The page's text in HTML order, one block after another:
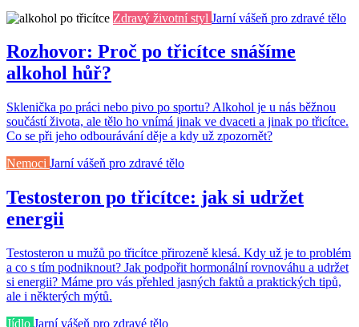
Zdravý životní styl Jarní vášeň pro zdravé tělo
Rozhovor: Proč po třicítce snášíme
alkohol hůř?
Sklenička po práci nebo pivo po sportu? Alkohol je u nás běžnou
součástí života, ale tělo ho vnímá jinak ve dvaceti a jinak po třicítce.
Co se při jeho odbourávání děje a kdy už zpozornět?
Nemoci Jarní vášeň pro zdravé tělo
Testosteron po třicítce: jak si udržet
energii
Testosteron u mužů po třicítce přirozeně klesá. Kdy už je to problém
a co s tím podniknout? Jak podpořit hormonální rovnováhu a udržet
si energii? Máme pro vás přehled jasných faktů a praktických tipů,
ale i některých mýtů.
Jídlo Jarní vášeň pro zdravé tělo